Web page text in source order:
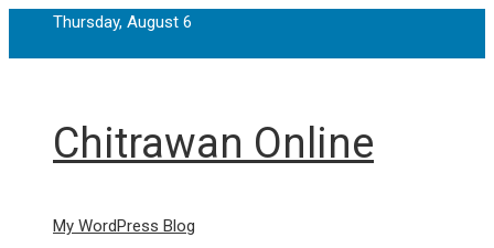
Thursday, August 6
Chitrawan Online
My WordPress Blog